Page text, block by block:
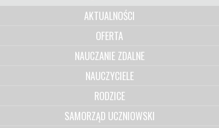
AKTUALNOŚCI
OFERTA
NAUCZANIE ZDALNE
NAUCZYCIELE
RODZICE
SAMORZĄD UCZNIOWSKI